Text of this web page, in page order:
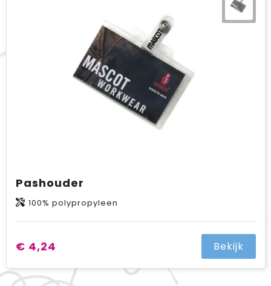
Brievenbuspakketten
Pashouder
100% polypropyleen
€ 4,24 Bekijk